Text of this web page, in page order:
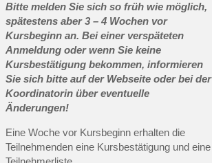
Bitte melden Sie sich so früh wie möglich,
spätestens aber 3 – 4 Wochen vor
Kursbeginn an. Bei einer verspäteten
Anmeldung oder wenn Sie keine
Kursbestätigung bekommen, informieren
Sie sich bitte auf der Webseite oder bei der
Koordinatorin über eventuelle
Änderungen!
Eine Woche vor Kursbeginn erhalten die
Teilnehmenden eine Kursbestätigung und eine